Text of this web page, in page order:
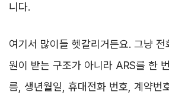
니다.
여기서 많이들 헷갈리거든요. 그냥
원이 받는 구조가 아니라 ARS를 한
름, 생년월일, 휴대전화 번호, 계약번